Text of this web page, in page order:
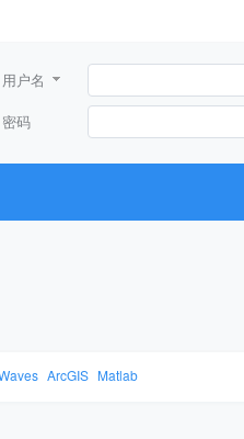
用户名
密码
ArcGIS Matlab